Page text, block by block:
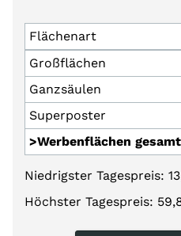
Flächenart
Großflächen
Ganzsäulen
Superposter
>Werbenflächen gesamt
Niedrigster Tagespreis:
Höchster Tagespreis: